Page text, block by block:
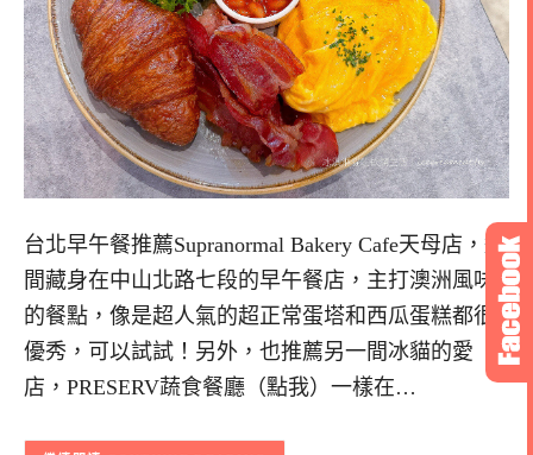
台北早午餐推薦Supranormal Bakery Cafe天母店，這
間藏身在中山北路七段的早午餐店，主打澳洲風味
的餐點，像是超人氣的超正常蛋塔和西瓜蛋糕都很
優秀，可以試試！另外，也推薦另一間冰貓的愛
店，PRESERV蔬食餐廳（點我）一樣在…